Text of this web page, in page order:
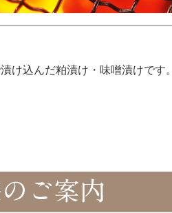
け込んだ粕漬け・味噌漬けです。